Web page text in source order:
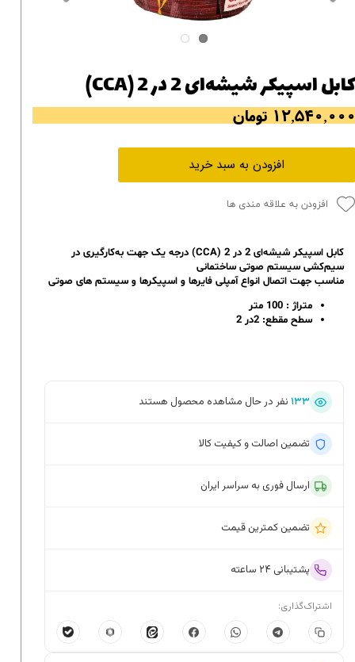
کابل اسپیکر شیشه‌ای 2 در 2 (CCA)
۱۲,۵۴۰,۰۰۰ تومان
افزودن به سبد خرید
افزودن به علاقه مندی ها
کابل اسپیکر شیشه‌ای 2 در 2 (CCA) درجه یک جهت به‌کارگیری در
سیم‌کشی سیستم صوتی ساختمانی
مناسب جهت اتصال انواع آمپلی فایرها و اسپیکرها و سیستم های صوتی
متراژ : 100 متر
سطح مقطع: 2در 2
۱۳۳ نفر در حال مشاهده محصول هستند
تضمین اصالت و کیفیت کالا
ارسال فوری به سراسر ایران
تضمین کمترین قیمت
پشتیبانی ۲۴ ساعته
اشتراک‌گذاری: